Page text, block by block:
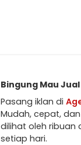
Bingung Mau
Pasang iklan di
Mudah, cepat,
dilihat oleh ribuan
setiap hari.